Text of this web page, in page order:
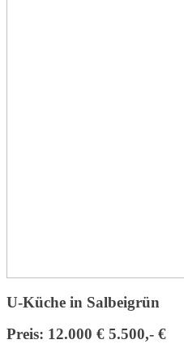
U-Küche in Salbeigrün
Preis: 12.000 € 5.500,- €